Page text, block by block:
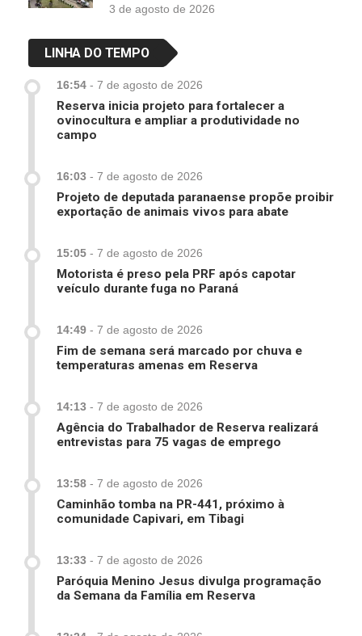
3 de agosto de 2026
LINHA DO TEMPO
16:54 - 7 de agosto de 2026
Reserva inicia projeto para fortalecer a
ovinocultura e ampliar a produtividade no
campo
16:03 - 7 de agosto de 2026
Projeto de deputada paranaense propõe proibir
exportação de animais vivos para abate
15:05 - 7 de agosto de 2026
Motorista é preso pela PRF após capotar
veículo durante fuga no Paraná
14:49 - 7 de agosto de 2026
Fim de semana será marcado por chuva e
temperaturas amenas em Reserva
14:13 - 7 de agosto de 2026
Agência do Trabalhador de Reserva realizará
entrevistas para 75 vagas de emprego
13:58 - 7 de agosto de 2026
Caminhão tomba na PR-441, próximo à
comunidade Capivari, em Tibagi
13:33 - 7 de agosto de 2026
Paróquia Menino Jesus divulga programação
da Semana da Família em Reserva